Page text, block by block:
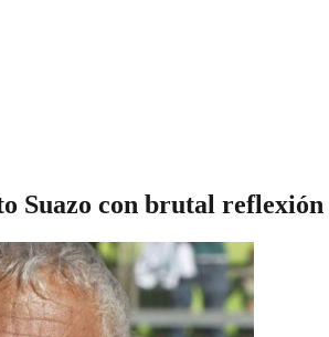
Suazo con brutal